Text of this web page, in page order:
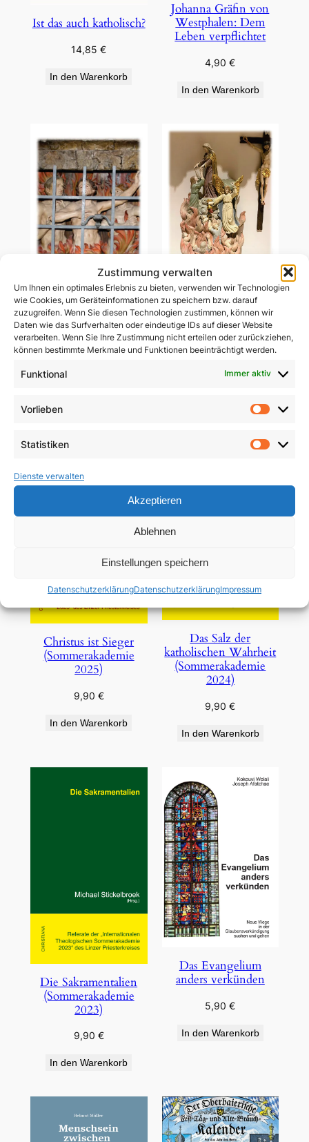
Zustimmung verwalten
Um Ihnen ein optimales Erlebnis zu bieten, verwenden wir Technologien
wie Cookies, um Geräteinformationen zu speichern bzw. darauf
zuzugreifen. Wenn Sie diesen Technologien zustimmen, können wir
Daten wie das Surfverhalten oder eindeutige IDs auf dieser Website
verarbeiten. Wenn Sie Ihre Zustimmung nicht erteilen oder zurückziehen,
können bestimmte Merkmale und Funktionen beeinträchtigt werden.
Funktional Immer aktiv
Vorlieben
Statistiken
Dienste verwalten
Akzeptieren
Ablehnen
Einstellungen speichern
DatenschutzerklärungDatenschutzerklärungImpressum
Ist das auch katholisch?
14,85€
In den Warenkorb
Johanna Gräfin von
Westphalen: Dem
Leben verpflichtet
4,90€
In den Warenkorb
Ablass-Gebetsbildchen
(Motiv C: Dießen)
5,00€
Ablass-Gebetsbildchen
(Motiv D: Maria
Vesperbild)
Christus ist Sieger
(Sommerakademie
2025)
9,90 €
In den Warenkorb
Das Salz der
katholischen Wahrheit
(Sommerakademie
2024)
9,90€
In den Warenkorb
Die Sakramentalien
(Sommerakademie
2023)
9,90 €
In den Warenkorb
Das Evangelium
anders verkünden
5,90€
In den Warenkorb